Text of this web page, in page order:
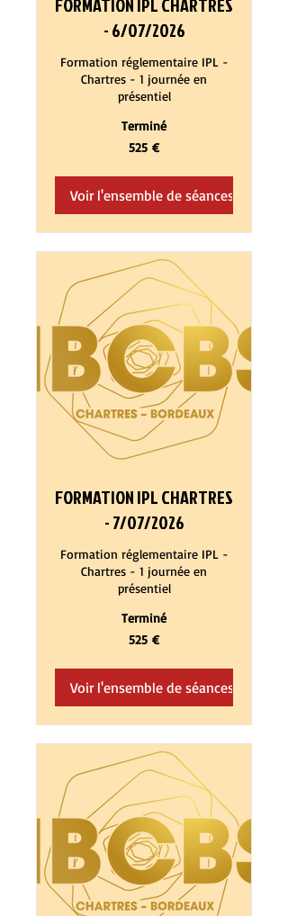
- 6/07/2026
Formation réglementaire IPL -
Chartres - 1 journée en
présentiel
Terminé
525 €
Voir l'ensemble de séances
FORMATION IPL CHARTRES
- 7/07/2026
Formation réglementaire IPL -
Chartres - 1 journée en
présentiel
Terminé
525 €
Voir l'ensemble de séances